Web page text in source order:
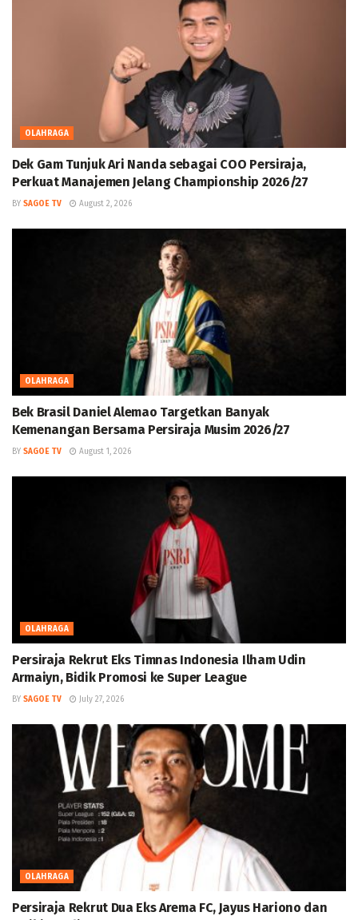
OLAHRAGA
Dek Gam Tunjuk Ari Nanda sebagai COO Persiraja,
Perkuat Manajemen Jelang Championship 2026/27
BY SAGOE TV August 2, 2026
OLAHRAGA
Bek Brasil Daniel Alemao Targetkan Banyak
Kemenangan Bersama Persiraja Musim 2026/27
BY SAGOE TV August 1, 2026
OLAHRAGA
Persiraja Rekrut Eks Timnas Indonesia Ilham Udin
Armaiyn, Bidik Promosi ke Super League
BY SAGOE TV July 27, 2026
OLAHRAGA
Persiraja Rekrut Dua Eks Arema FC, Jayus Hariono dan